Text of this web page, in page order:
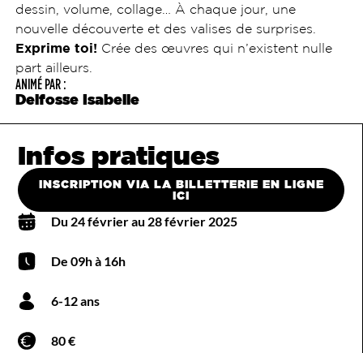
dessin, volume, collage… À chaque jour, une
nouvelle découverte et des valises de surprises.
Exprime toi! Crée des œuvres qui n’existent nulle
part ailleurs.
ANIMÉ PAR :
Delfosse Isabelle
Infos pratiques
INSCRIPTION VIA LA BILLETTERIE EN LIGNE
ICI
Du 24 février au 28 février 2025
De 09h à 16h
6-12 ans
80 €